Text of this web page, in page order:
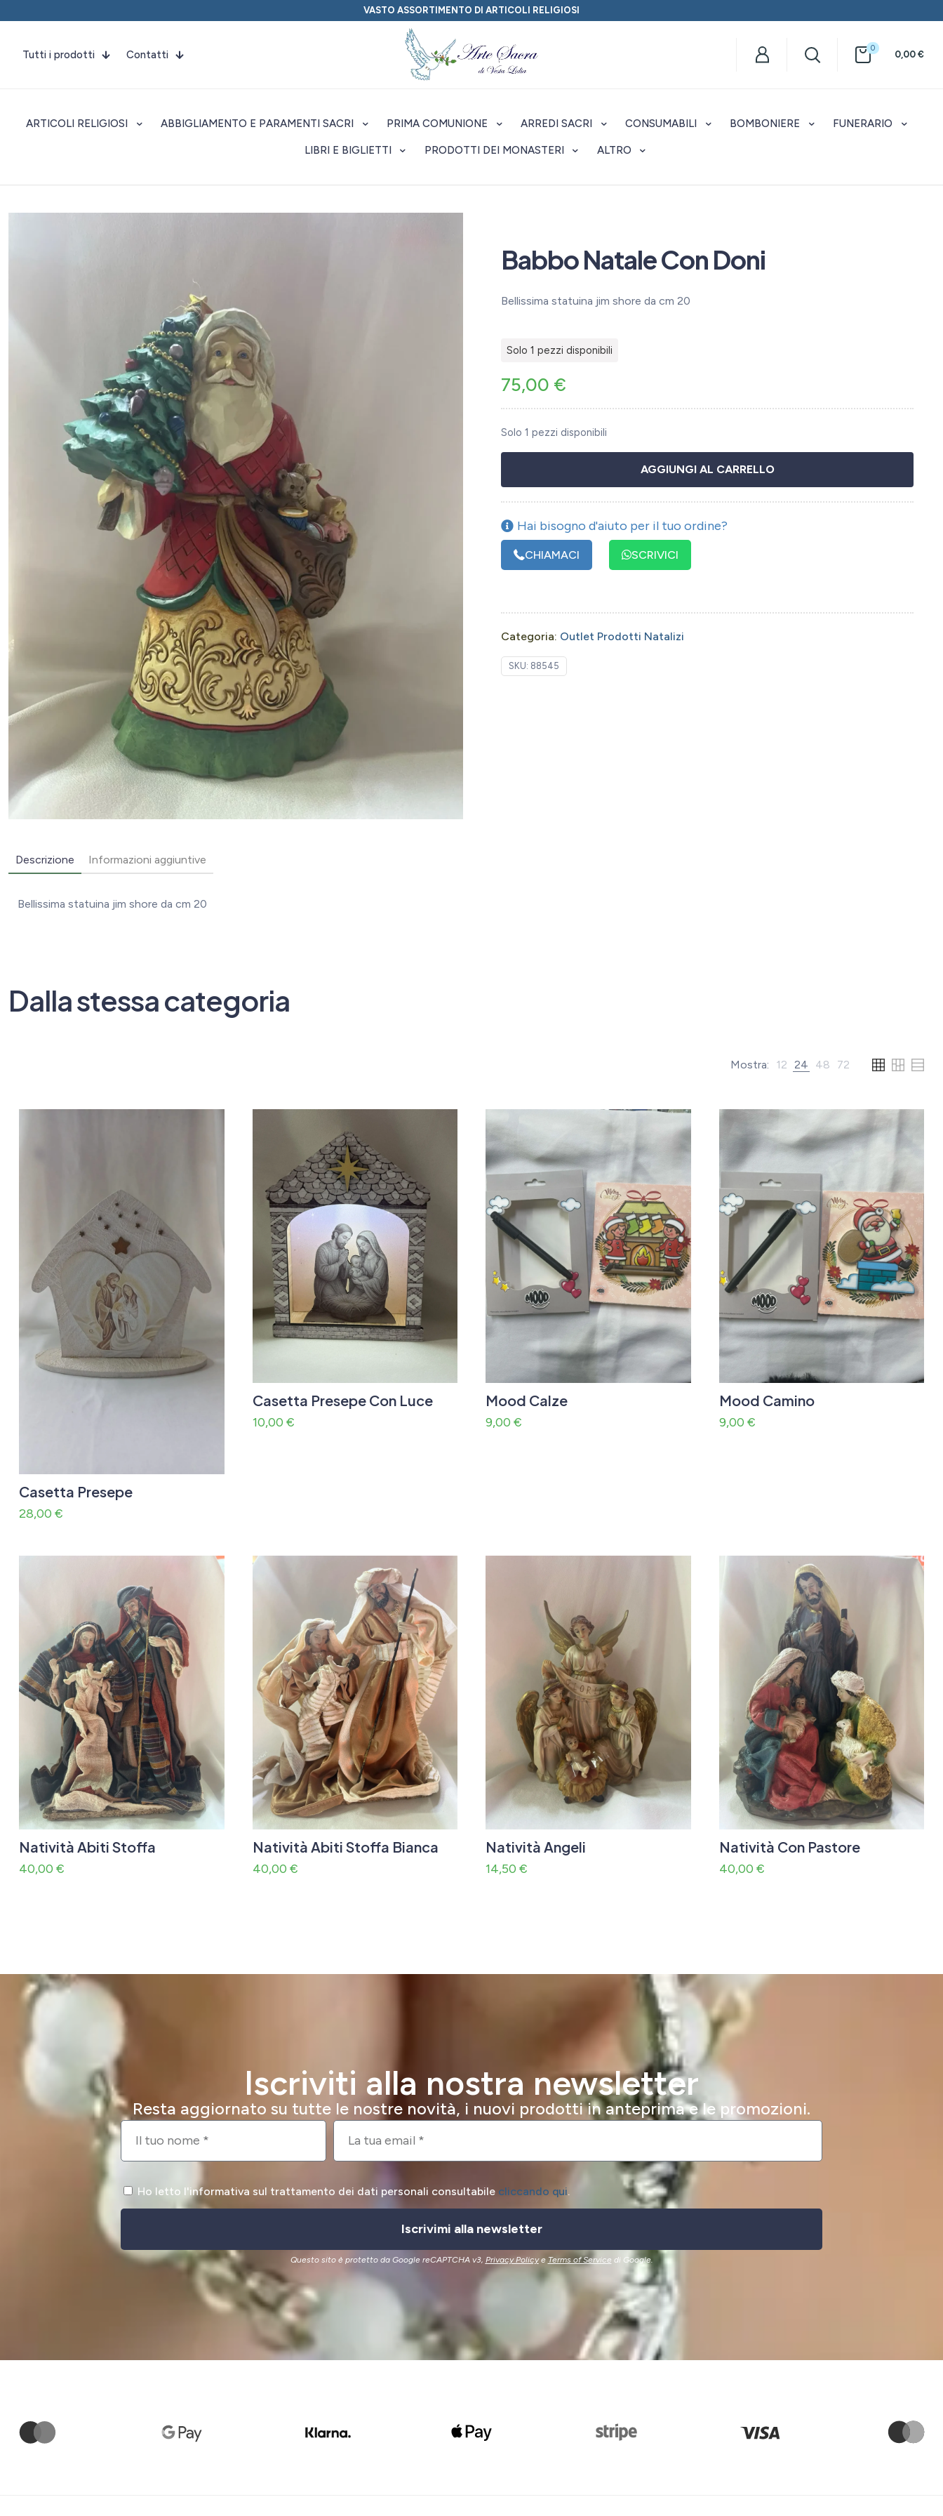
VASTO ASSORTIMENTO DI ARTICOLI RELIGIOSI
Tutti i prodotti Contatti
0
0,00€
ARTICOLI RELIGIOSI ABBIGLIAMENTO E PARAMENTI SACRI PRIMA COMUNIONE ARREDI SACRI CONSUMABILI BOMBONIERE FUNERARIO
LIBRI E BIGLIETTI PRODOTTI DEI MONASTERI ALTRO
Babbo Natale Con Doni
Bellissima statuina jim shore da cm 20
Solo 1 pezzi disponibili
75,00 €
Solo 1 pezzi disponibili
AGGIUNGI AL CARRELLO
Hai bisogno d'aiuto per il tuo ordine?
CHIAMACI SCRIVICI
Categoria: Outlet Prodotti Natalizi
SKU: 88545
Descrizione Informazioni aggiuntive
Bellissima statuina jim shore da cm 20
Dalla stessa categoria
Mostra: 12 24 48 72
Casetta Presepe
28,00 €
Casetta Presepe Con Luce
10,00 €
Mood Calze
9,00 €
Mood Camino
9,00 €
Natività Abiti Stoffa
40,00 €
Natività Abiti Stoffa Bianca
40,00 €
Natività Angeli
14,50 €
Natività Con Pastore
40,00 €
Iscriviti alla nostra newsletter
Resta aggiornato su tutte le nostre novità, i nuovi prodotti in anteprima e le promozioni.
Ho letto l'informativa sul trattamento dei dati personali consultabile cliccando qui.
Iscrivimi alla newsletter
Questo sito è protetto da Google reCAPTCHA v3, Privacy Policye Terms of Service di Google.